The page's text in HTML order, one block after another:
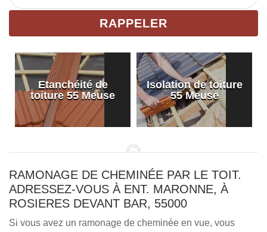
Etanchéité de
toiture 55 Meuse
Isolation de toiture
55 Meuse
RAMONAGE DE CHEMINÉE PAR LE TOIT.
ADRESSEZ-VOUS À ENT. MARONNE, À
ROSIERES DEVANT BAR, 55000
Si vous avez un ramonage de cheminée en vue, vous